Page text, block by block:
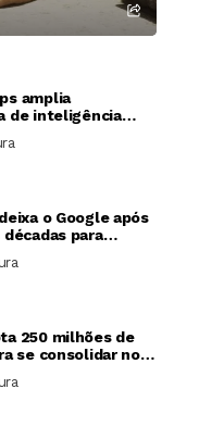
amplia
de inteligência
a fazer
para o
o Google após
para
empresa de
artificial
250 milhões de
se consolidar no
táxis autônomos